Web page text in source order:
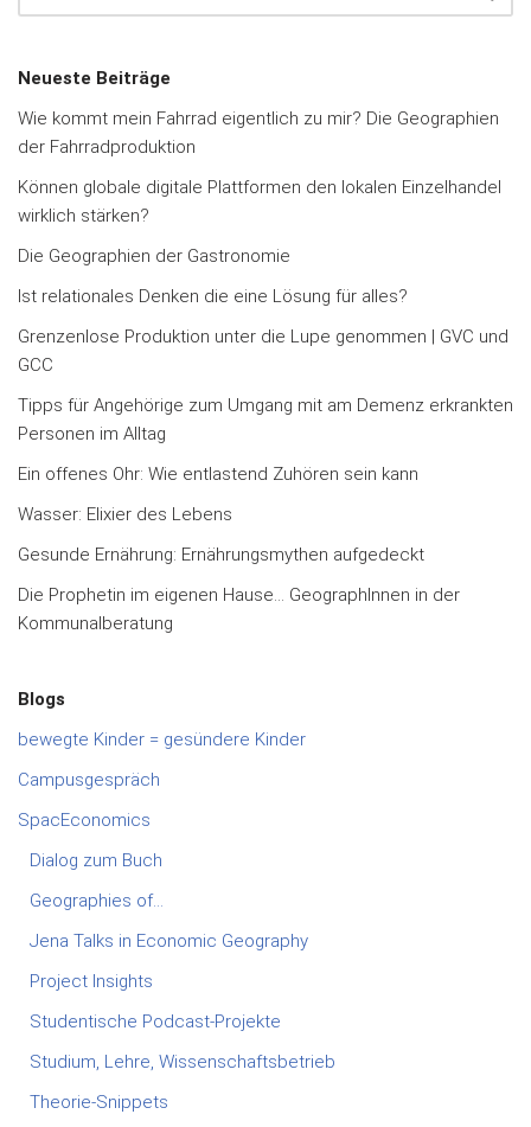
Neueste Beiträge
Wie kommt mein Fahrrad eigentlich zu mir? Die Geographien
der Fahrradproduktion
Können globale digitale Plattformen den lokalen Einzelhandel
wirklich stärken?
Die Geographien der Gastronomie
Ist relationales Denken die eine Lösung für alles?
Grenzenlose Produktion unter die Lupe genommen | GVC und
GCC
Tipps für Angehörige zum Umgang mit am Demenz erkrankten
Personen im Alltag
Ein offenes Ohr: Wie entlastend Zuhören sein kann
Wasser: Elixier des Lebens
Gesunde Ernährung: Ernährungsmythen aufgedeckt
Die Prophetin im eigenen Hause… GeographInnen in der
Kommunalberatung
Blogs
bewegte Kinder = gesündere Kinder
Campusgespräch
SpacEconomics
Dialog zum Buch
Geographies of…
Jena Talks in Economic Geography
Project Insights
Studentische Podcast-Projekte
Studium, Lehre, Wissenschaftsbetrieb
Theorie-Snippets